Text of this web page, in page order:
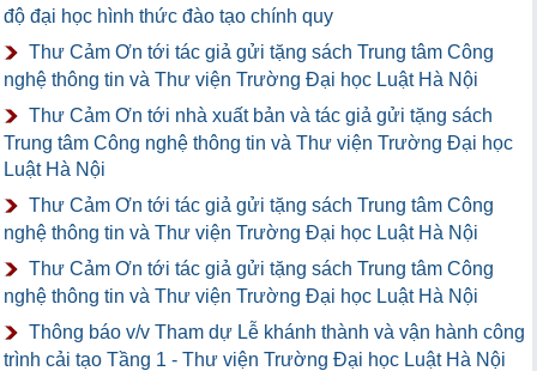
độ đại học hình thức đào tạo chính quy
Thư Cảm Ơn tới tác giả gửi tặng sách Trung tâm Công
nghệ thông tin và Thư viện Trường Đại học Luật Hà Nội
Thư Cảm Ơn tới nhà xuất bản và tác giả gửi tặng sách
Trung tâm Công nghệ thông tin và Thư viện Trường Đại học
Luật Hà Nội
Thư Cảm Ơn tới tác giả gửi tặng sách Trung tâm Công
nghệ thông tin và Thư viện Trường Đại học Luật Hà Nội
Thư Cảm Ơn tới tác giả gửi tặng sách Trung tâm Công
nghệ thông tin và Thư viện Trường Đại học Luật Hà Nội
Thông báo v/v Tham dự Lễ khánh thành và vận hành công
trình cải tạo Tầng 1 - Thư viện Trường Đại học Luật Hà Nội